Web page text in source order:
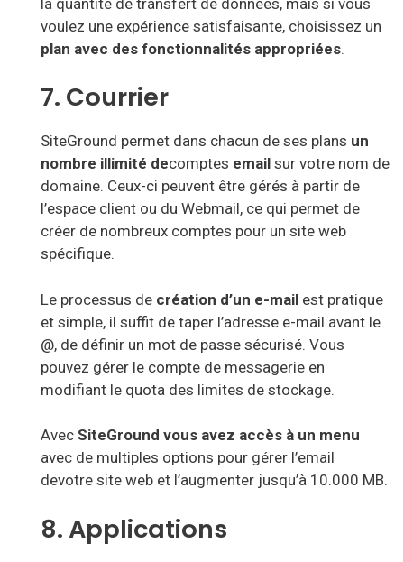
voulez une expérience satisfaisante, choisissez un
plan avec des fonctionnalités appropriées.
7. Courrier
SiteGround permet dans chacun de ses plans un
nombre illimité decomptes email sur votre nom de
domaine. Ceux-ci peuvent être gérés à partir de
l’espace client ou du Webmail, ce qui permet de
créer de nombreux comptes pour un site web
spécifique.
Le processus de création d’un e-mail est pratique
et simple, il suffit de taper l’adresse e-mail avant le
@, de définir un mot de passe sécurisé. Vous
pouvez gérer le compte de messagerie en
modifiant le quota des limites de stockage.
Avec SiteGround vous avez accès à un menu
avec de multiples options pour gérer l’email
devotre site web et l’augmenter jusqu’à 10.000 MB.
8. Applications